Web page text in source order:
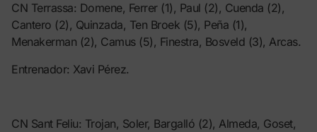
CN Terrassa: Domene, Ferrer (1), Paul (2), Cuenda (2),
Cantero (2), Quinzada, Ten Broek (5), Peña (1),
Menakerman (2), Camus (5), Finestra, Bosveld (3), Arcas.
Entrenador: Xavi Pérez.
CN Sant Feliu: Trojan, Soler, Bargalló (2), Almeda, Goset,